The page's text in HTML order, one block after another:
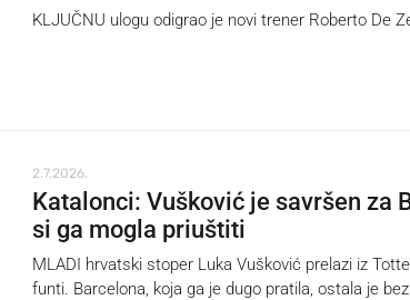
KLJUČNU ulogu odigrao je novi trener Roberto De
2.7.2026.
Katalonci: Vušković je savršen za
si ga mogla priuštiti
MLADI hrvatski stoper Luka Vušković prelazi iz
funti. Barcelona, koja ga je dugo pratila, ostala je